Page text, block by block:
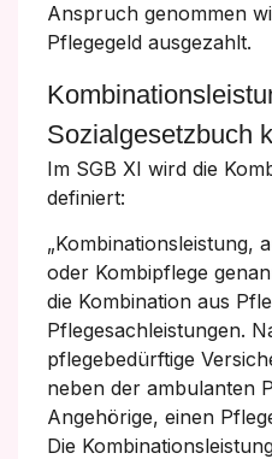
Anspruch genommen
Pflegegeld ausgezahlt.
Sozialgesetzbuch
Im SGB XI wird die
definiert:
„Kombinationsleistung,
oder Kombipflege
die Kombination aus
Pflegesachleistungen.
pflegebedürftige
neben der ambulanten
Angehörige, einen
Die